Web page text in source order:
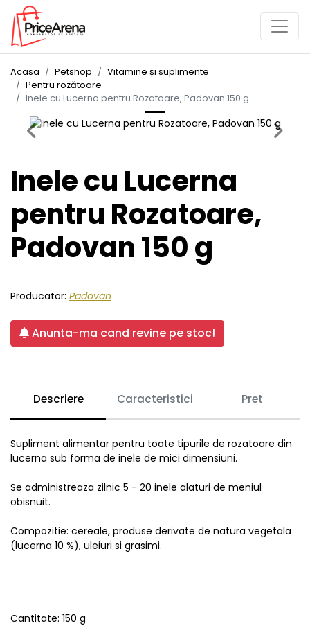
Acasa Petshop
Vitamine și suplimente
Pentru rozătoare
Inele cu Lucerna pentru Rozatoare, Padovan 150 g
Previous Next
Inele cu Lucerna
pentru Rozatoare,
Padovan 150 g
Producator: Padovan
Anunta-ma cand revine pe stoc!
Descriere Caracteristici Pret
Supliment alimentar pentru toate tipurile de rozatoare din
lucerna sub forma de inele de mici dimensiuni.
Se administreaza zilnic 5 - 20 inele alaturi de meniul
obisnuit.
Compozitie: cereale, produse derivate de natura vegetala
(lucerna 10 %), uleiuri si grasimi.
Cantitate: 150 g